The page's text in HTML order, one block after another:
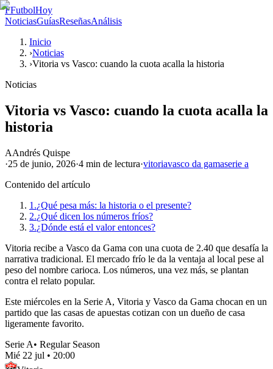
FFutbolHoy
NoticiasGuíasReseñasAnálisis
Inicio
›Noticias
›Vitoria vs Vasco: cuando la cuota acalla la historia
Noticias
Vitoria vs Vasco: cuando la cuota acalla la
historia
AAndrés Quispe
·25 de junio, 2026·4 min de lectura·vitoriavasco da gamaserie a
Contenido del artículo
1.¿Qué pesa más: la historia o el presente?
2.¿Qué dicen los números fríos?
3.¿Dónde está el valor entonces?
Vitoria recibe a Vasco da Gama con una cuota de 2.40 que desafía la
narrativa tradicional. El mercado frío le da la ventaja al local pese al
peso del nombre carioca. Los números, una vez más, se plantan
contra el relato popular.
Este miércoles en la Serie A, Vitoria y Vasco da Gama chocan en un
partido que las casas de apuestas cotizan con un dueño de casa
ligeramente favorito.
Serie A• Regular Season
Mié 22 jul • 20:00